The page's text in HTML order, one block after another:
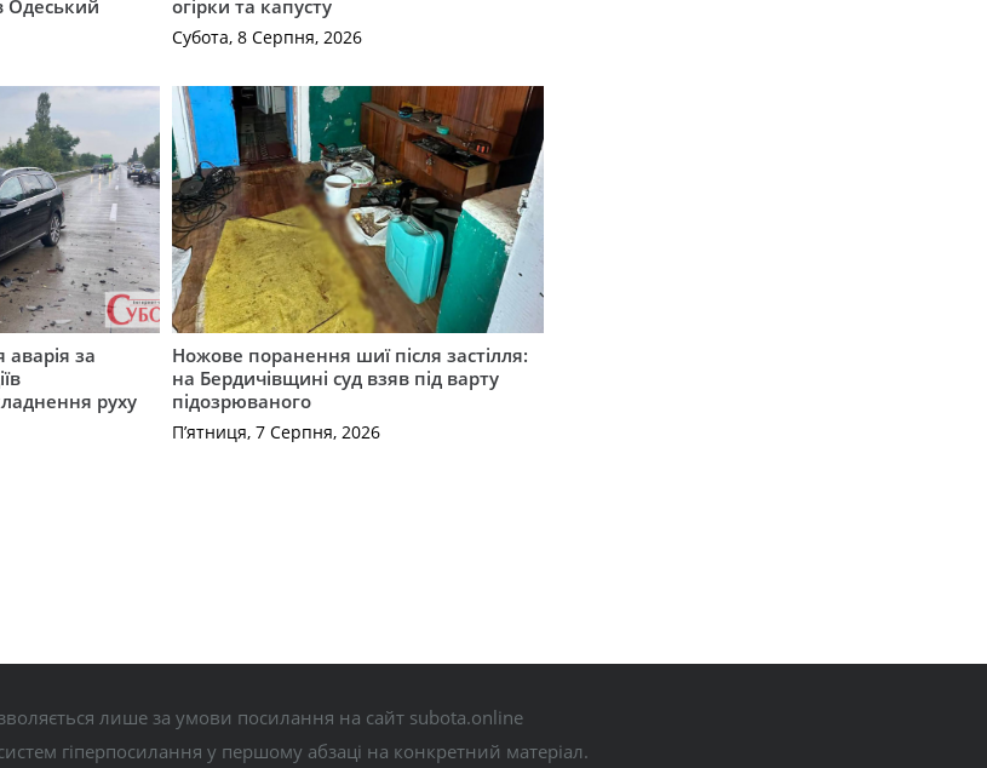
Одеський
огірки та капусту
Субота, 8 Серпня, 2026
аварія за
руху
Ножове поранення шиї після застілля:
на Бердичівщині суд взяв під варту
підозрюваного
П’ятниця, 7 Серпня, 2026
лише за умови посилання на сайт subota.online
гіперпосилання у першому абзаці на конкретний матеріал.